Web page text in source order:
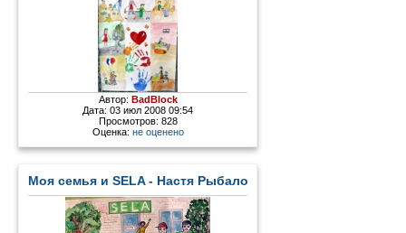
Автор: BadBlock
Дата: 03 июл 2008 09:54
Просмотров: 828
Оценка: не оценено
Моя семья и SELA - Настя Рыбалова.jpg